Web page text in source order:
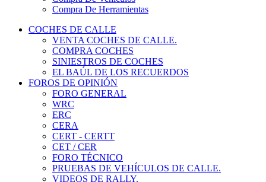
COCHES DE CALLE
VENTA COCHES DE CALLE.
COMPRA COCHES
SINIESTROS DE COCHES
EL BAÚL DE LOS RECUERDOS
FOROS DE OPINIÓN
FORO GENERAL
WRC
ERC
CERA
CERT - CERTT
CET / CER
FORO TÉCNICO
PRUEBAS DE VEHÍCULOS DE CALLE.
VIDEOS DE RALLY.
A CONTRATRAMO